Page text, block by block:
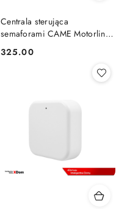
Centrala sterująca
semaforami CAME Motorline
MCSO1
Cena:
325.00